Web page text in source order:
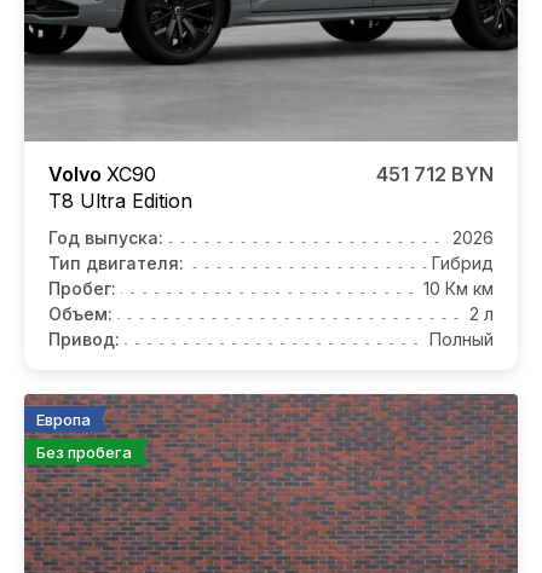
Volvo XC90
T8 Ultra Edition
451 712 BYN
Год выпуска:
2026
Тип двигателя:
Гибрид
Пробег:
10 Км км
Объем:
2 л
Привод:
Полный
Европа
Без пробега